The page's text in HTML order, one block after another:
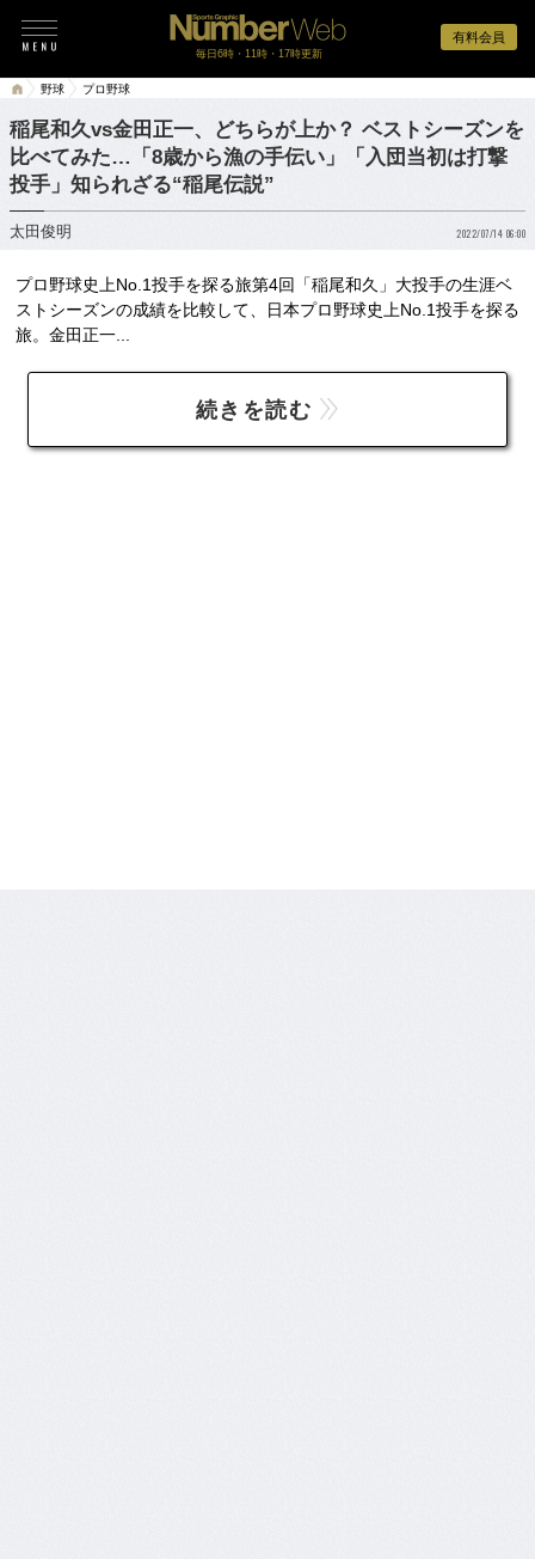
有料会員
毎日6時・11時・17時更新
野球 プロ野球
稲尾和久vs金田正一、どちらが上か？ ベストシーズンを
比べてみた…「8歳から漁の手伝い」「入団当初は打撃
投手」知られざる“稲尾伝説”
太田俊明 2022/07/14 06:00
プロ野球史上No.1投手を探る旅第4回「稲尾和久」大投手の生涯ベ
ストシーズンの成績を比較して、日本プロ野球史上No.1投手を探る
旅。金田正一...
続きを読む